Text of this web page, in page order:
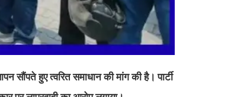
सौंपते हुए त्वरित समाधान की मांग की है। पार्टी